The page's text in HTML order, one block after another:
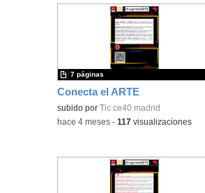
Conecta el ARTE
subido por Tic ce40 madrid
7 páginas
-hace 4 meses -117 visualizaciones